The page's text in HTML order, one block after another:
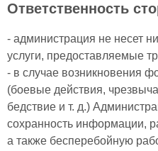
Ответственность
- администрация не несет
услуги, предоставляемые
- в случае возникновения
(боевые действия,
бедствие и т. д.)
сохранность информации,
а также бесперебойную